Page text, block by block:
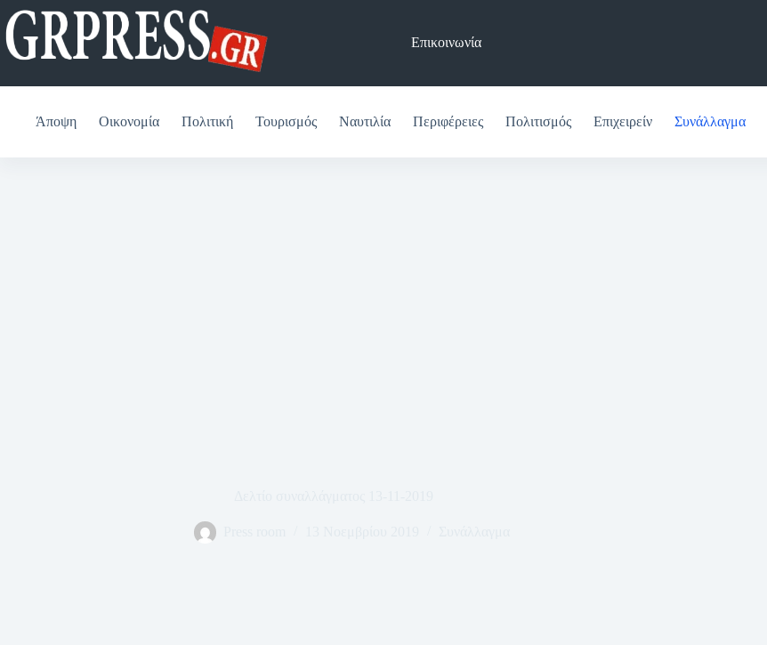
Μετάβαση
στο
περιεχόμενο
Επικοινωνία
Άποψη Οικονομία Πολιτική Τουρισμός Ναυτιλία Περιφέρειες Πολιτισμός Επιχειρείν Συνάλλαγμα